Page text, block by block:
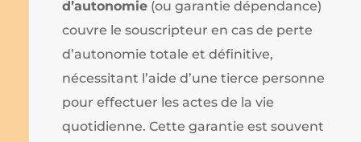
d’autonomie (ou garantie dépendance)
couvre le souscripteur en cas de perte
d’autonomie totale et définitive,
nécessitant l’aide d’une tierce personne
pour effectuer les actes de la vie
quotidienne. Cette garantie est souvent